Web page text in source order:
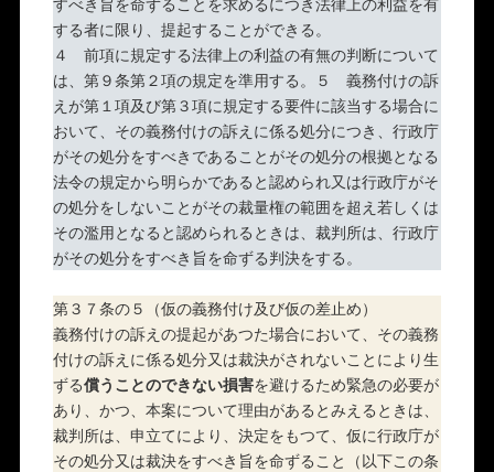
する者に限り、提起することができる。
４ 前項に規定する法律上の利益の有無の判断について
は、第９条第２項の規定を準用する。５ 義務付けの訴
えが第１項及び第３項に規定する要件に該当する場合に
おいて、その義務付けの訴えに係る処分につき、行政庁
がその処分をすべきであることがその処分の根拠となる
法令の規定から明らかであると認められ又は行政庁がそ
の処分をしないことがその裁量権の範囲を超え若しくは
その濫用となると認められるときは、裁判所は、行政庁
がその処分をすべき旨を命ずる判決をする。
第３７条の５（仮の義務付け及び仮の差止め）
義務付けの訴えの提起があつた場合において、その義務
付けの訴えに係る処分又は裁決がされないことにより生
ずる償うことのできない損害を避けるため緊急の必要が
あり、かつ、本案について理由があるとみえるときは、
裁判所は、申立てにより、決定をもつて、仮に行政庁が
その処分又は裁決をすべき旨を命ずること（以下この条